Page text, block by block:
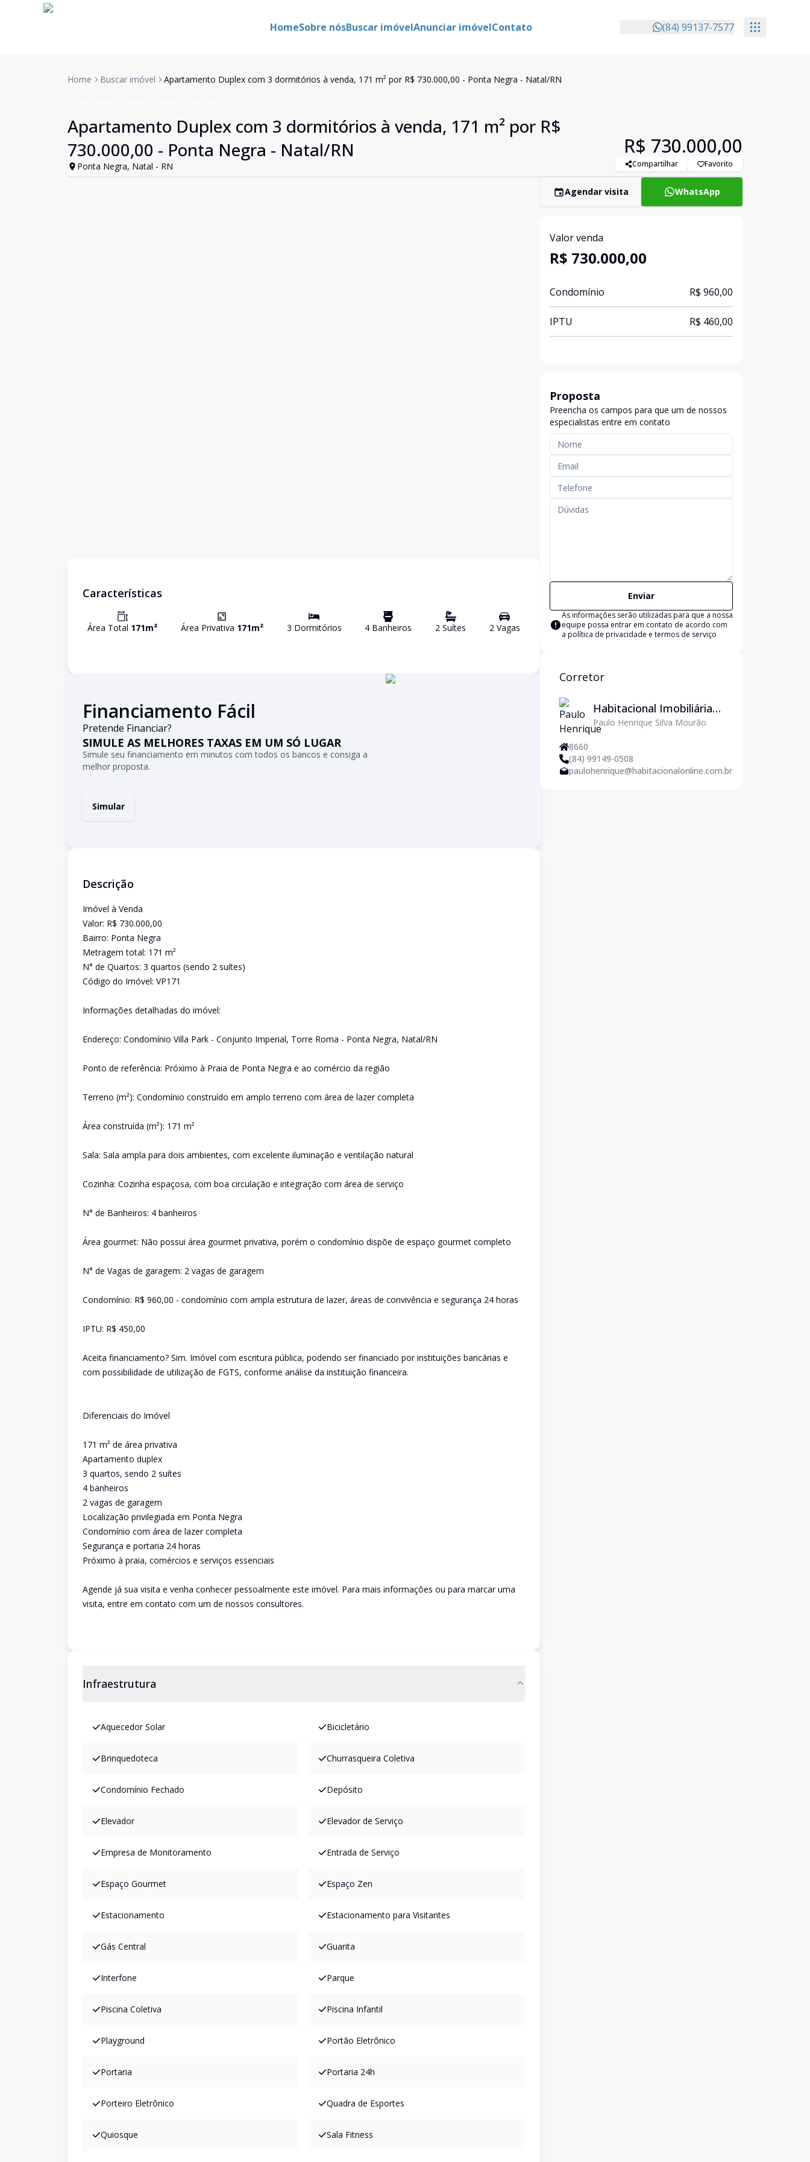
HomeSobre nósBuscar imóvelAnunciar imóvelContato (84) 99137-7577
Home Buscar imóvel Apartamento Duplex com 3 dormitórios à venda, 171 m² por R$ 730.000,00 - Ponta Negra - Natal/RN
Apartamento Duplex com 3 dormitórios à venda, 171 m² por R$
730.000,00 - Ponta Negra - Natal/RN
Ponta Negra, Natal - RN
R$ 730.000,00
Compartilhar Favorito
Características
Área Total 171m² Área Privativa 171m² 3 Dormitórios 4 Banheiros 2 Suítes 2Vagas
Financiamento Fácil
Pretende Financiar?
SIMULE AS MELHORES TAXAS EM UM SÓ LUGAR
Simule seu financiamento em minutos com todos os bancos e consiga a
melhor proposta.
Simular
Descrição
Imóvel à Venda
Valor: R$ 730.000,00
Bairro: Ponta Negra
Metragem total: 171 m²
N° de Quartos: 3 quartos (sendo 2 suítes)
Código do Imóvel: VP171
Informações detalhadas do imóvel:
Endereço: Condomínio Villa Park - Conjunto Imperial, Torre Roma - Ponta Negra, Natal/RN
Ponto de referência: Próximo à Praia de Ponta Negra e ao comércio da região
Terreno (m²): Condomínio construído em amplo terreno com área de lazer completa
Área construída (m²): 171 m²
Sala: Sala ampla para dois ambientes, com excelente iluminação e ventilação natural
Cozinha: Cozinha espaçosa, com boa circulação e integração com área de serviço
N° de Banheiros: 4 banheiros
Área gourmet: Não possui área gourmet privativa, porém o condomínio dispõe de espaço gourmet completo
N° de Vagas de garagem: 2 vagas de garagem
Condomínio: R$ 960,00 - condomínio com ampla estrutura de lazer, áreas de convivência e segurança 24 horas
IPTU: R$ 450,00
Aceita financiamento? Sim. Imóvel com escritura pública, podendo ser financiado por instituições bancárias e
com possibilidade de utilização de FGTS, conforme análise da instituição financeira.
Diferenciais do Imóvel
171 m² de área privativa
Apartamento duplex
3 quartos, sendo 2 suítes
4 banheiros
2 vagas de garagem
Localização privilegiada em Ponta Negra
Condomínio com área de lazer completa
Segurança e portaria 24 horas
Próximo à praia, comércios e serviços essenciais
Agende já sua visita e venha conhecer pessoalmente este imóvel. Para mais informações ou para marcar uma
visita, entre em contato com um de nossos consultores.
Infraestrutura
Aquecedor Solar Bicicletário
Brinquedoteca Churrasqueira Coletiva
Condomínio Fechado Depósito
Elevador Elevador de Serviço
Empresa de Monitoramento Entrada de Serviço
Espaço Gourmet Espaço Zen
Estacionamento Estacionamento para Visitantes
Gás Central Guarita
Interfone Parque
Piscina Coletiva Piscina Infantil
Playground Portão Eletrônico
Portaria Portaria 24h
Porteiro Eletrônico Quadra de Esportes
Quiosque Sala Fitness
Agendar visita WhatsApp
Valor venda
R$ 730.000,00
Condomínio R$ 960,00
IPTU R$ 460,00
Proposta
Preencha os campos para que um de nossos
especialistas entre em contato
Enviar
As informações serão utilizadas para que a nossa
equipe possa entrar em contato de acordo com
a política de privacidade e termos de serviço
Corretor
Habitacional Imobiliária
em Natal/RN - Imoveis
Paulo Henrique Silva Mourão
8660
(84) 99149-0508
paulohenrique@habitacionalonline.com.br